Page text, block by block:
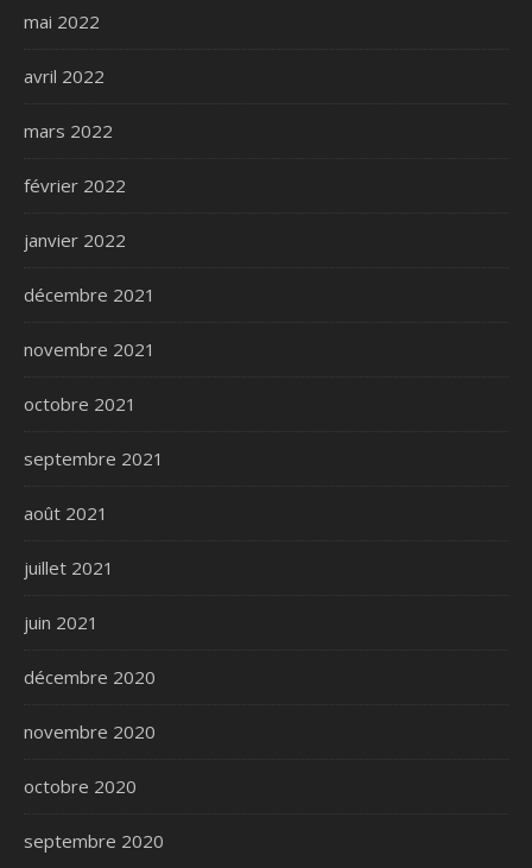
mai 2022
avril 2022
mars 2022
février 2022
janvier 2022
décembre 2021
novembre 2021
octobre 2021
septembre 2021
août 2021
juillet 2021
juin 2021
décembre 2020
novembre 2020
octobre 2020
septembre 2020